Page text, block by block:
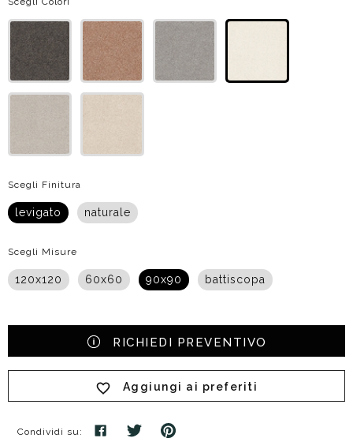
Scegli Finitura
levigato naturale
Scegli Misure
120x120 60x60 90x90 battiscopa
RICHIEDI PREVENTIVO
Aggiungi ai preferiti
Condividi su: